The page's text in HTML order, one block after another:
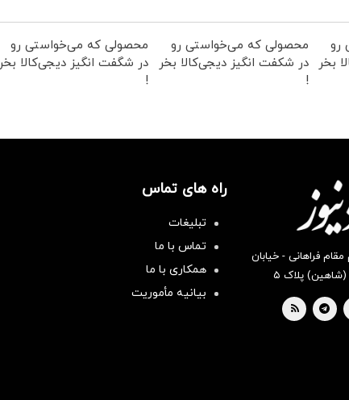
رو
بخر
محصولی که می‌خواستی رو
در شکفت انگیز دیجی‌کالا بخر
!
محصولی که می‌خواستی رو
در شگفت انگیز دیجی‌کالا بخر
!
فراهانی - خیابان
پلاک ۵
راه های تماس
تبلیغات
تماس با ما
همکاری با ما
بیانیه مأموریت